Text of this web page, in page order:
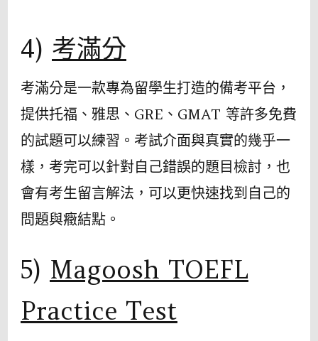
4) 考滿分
考滿分是一款專為留學生打造的備考平台，
提供托福、雅思、GRE、GMAT 等許多免費
的試題可以練習。考試介面與真實的幾乎一
樣，考完可以針對自己錯誤的題目檢討，也
會有考生留言解法，可以更快速找到自己的
問題與癥結點。
5) Magoosh TOEFL
Practice Test